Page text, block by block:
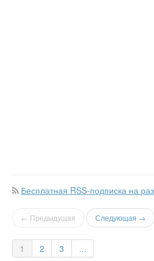
Бесплатная RSS-подписка на
← Предыдущая Следующая →
1 2 3 ...